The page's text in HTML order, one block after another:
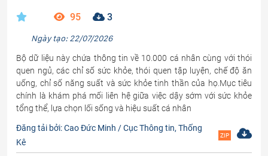
95 3
Ngày tạo: 22/07/2026
Bộ dữ liệu này chứa thông tin về 10.000 cá nhân cùng với thói
quen ngủ, các chỉ số sức khỏe, thói quen tập luyện, chế độ ăn
uống, chỉ số năng suất và sức khỏe tinh thần của họ.Mục tiêu
chính là khám phá mối liên hệ giữa việc dậy sớm với sức khỏe
tổng thể, lựa chọn lối sống và hiệu suất cá nhân
Đăng tải bởi: Cao Đức Minh / Cục Thông tin, Thống
Kê
ZIP